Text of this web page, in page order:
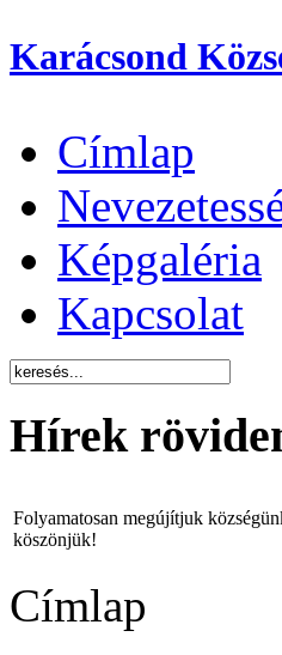
Karácsond
Címlap
Képgaléria
Kapcsolat
Hírek
Folyamatosan megújítjuk
köszönjük!
Címlap